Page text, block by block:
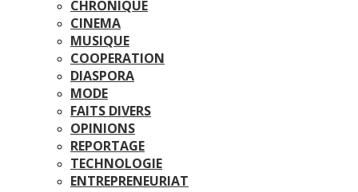
CHRONIQUE
CINEMA
MUSIQUE
COOPERATION
DIASPORA
MODE
FAITS DIVERS
OPINIONS
REPORTAGE
TECHNOLOGIE
ENTREPRENEURIAT